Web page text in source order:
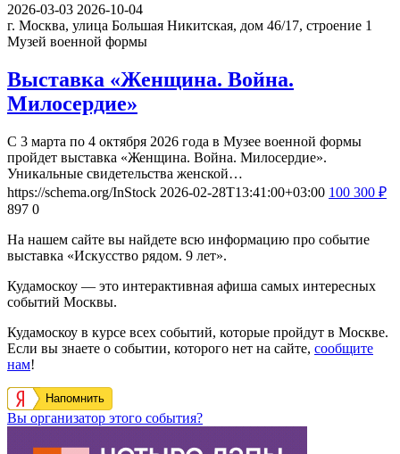
2026-03-03 2026-10-04
г. Москва, улица Большая Никитская, дом 46/17, строение 1
Музей военной формы
Выставка «Женщина. Война.
Милосердие»
С 3 марта по 4 октября 2026 года в Музее военной формы
пройдет выставка «Женщина. Война. Милосердие».
Уникальные свидетельства женской…
https://schema.org/InStock 2026-02-28T13:41:00+03:00 100 300 ₽
897 0
На нашем сайте вы найдете всю информацию про событие
выставка «Искусство рядом. 9 лет».
Кудамоскоу — это интерактивная афиша самых интересных
событий Москвы.
Кудамоскоу в курсе всех событий, которые пройдут в Москве.
Если вы знаете о событии, которого нет на сайте, сообщите
нам!
Напомнить
Вы организатор этого события?